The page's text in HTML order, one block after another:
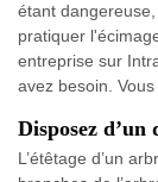
étant
pratiquer
entreprise sur
avez besoin.
Disposez
L’étêtage d’un